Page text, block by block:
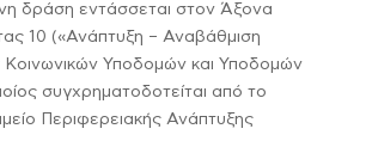
δράση εντάσσεται στον Άξονα
10 («Ανάπτυξη – Αναβάθμιση
Υποδομών και Υποδομών
συγχρηματοδοτείται από το
Περιφερειακής Ανάπτυξης